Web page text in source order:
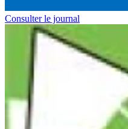
Consulter le journal